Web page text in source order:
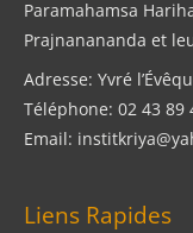
Paramahamsa
Prajnanananda et
Adresse: Yvré
Téléphone: 02 43 89
Email:
Liens Rapides